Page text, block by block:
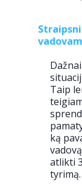
Taip
ką
atlikti
tyrimą.